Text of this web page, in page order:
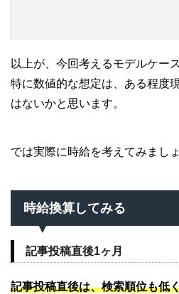
以上が、今回考えるモデルケース
特に数値的な想定は、ある程度
はないかと思います。
では実際に時給を考えてみましょ
時給換算してみる
記事投稿直後1ヶ月
記事投稿直後は、検索順位も